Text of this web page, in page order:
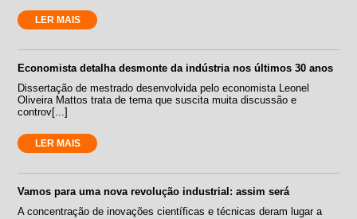
LER MAIS
Economista detalha desmonte da indústria nos últimos 30 anos
Dissertação de mestrado desenvolvida pelo economista Leonel
Oliveira Mattos trata de tema que suscita muita discussão e
controv[...]
LER MAIS
Vamos para uma nova revolução industrial: assim será
A concentração de inovações científicas e técnicas deram lugar a